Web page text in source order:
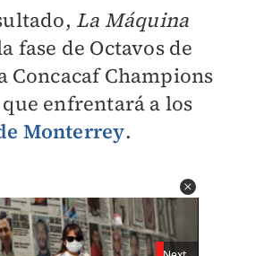
La Máquina
fase de Octavos de
Concacaf Champions
enfrentará a los
Monterrey.